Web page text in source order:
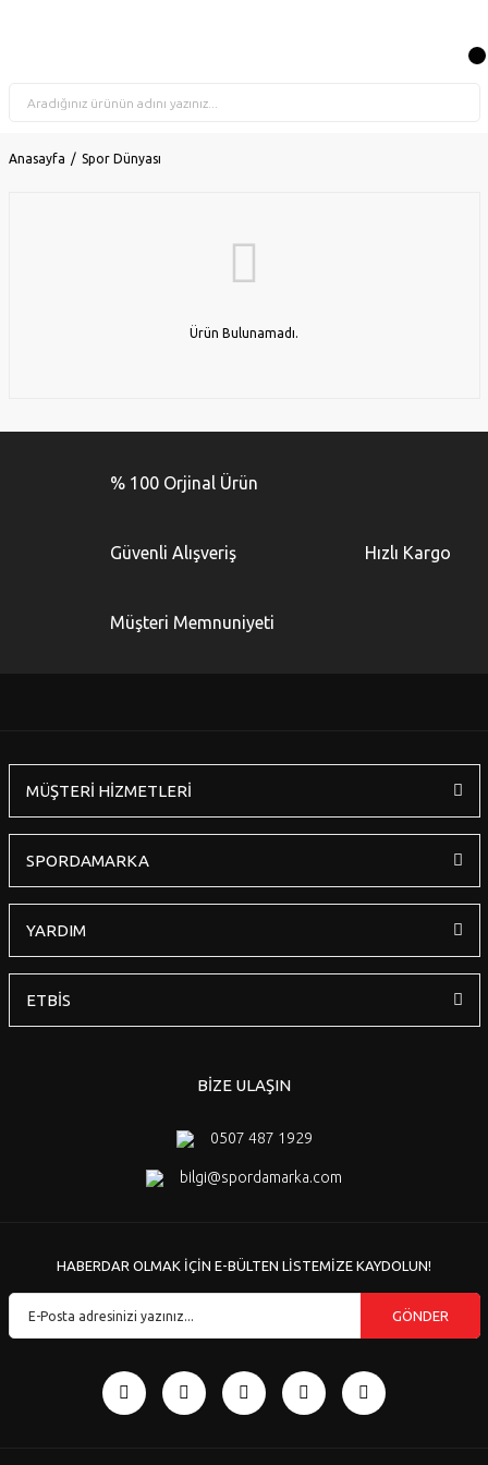
Anasayfa Spor Dünyası
Ürün Bulunamadı.
% 100 Orjinal Ürün
Güvenli Alışveriş Hızlı Kargo
Müşteri Memnuniyeti
MÜŞTERİ HİZMETLERİ
SPORDAMARKA
YARDIM
ETBİS
BİZE ULAŞIN
0507 487 1929
bilgi@spordamarka.com
HABERDAR OLMAK İÇİN E-BÜLTEN LİSTEMİZE KAYDOLUN!
GÖNDER